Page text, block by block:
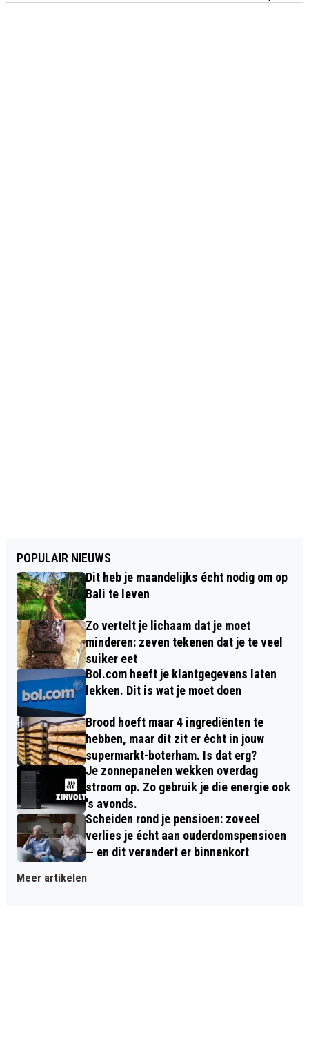
POPULAIR NIEUWS
Dit heb je maandelijks écht nodig om op
Bali te leven
Zo vertelt je lichaam dat je moet
minderen: zeven tekenen dat je te veel
suiker eet
Bol.com heeft je klantgegevens laten
lekken. Dit is wat je moet doen
Brood hoeft maar 4 ingrediënten te
hebben, maar dit zit er écht in jouw
supermarkt-boterham. Is dat erg?
Je zonnepanelen wekken overdag
stroom op. Zo gebruik je die energie ook
's avonds.
Scheiden rond je pensioen: zoveel
verlies je écht aan ouderdomspensioen
— en dit verandert er binnenkort
Meer artikelen